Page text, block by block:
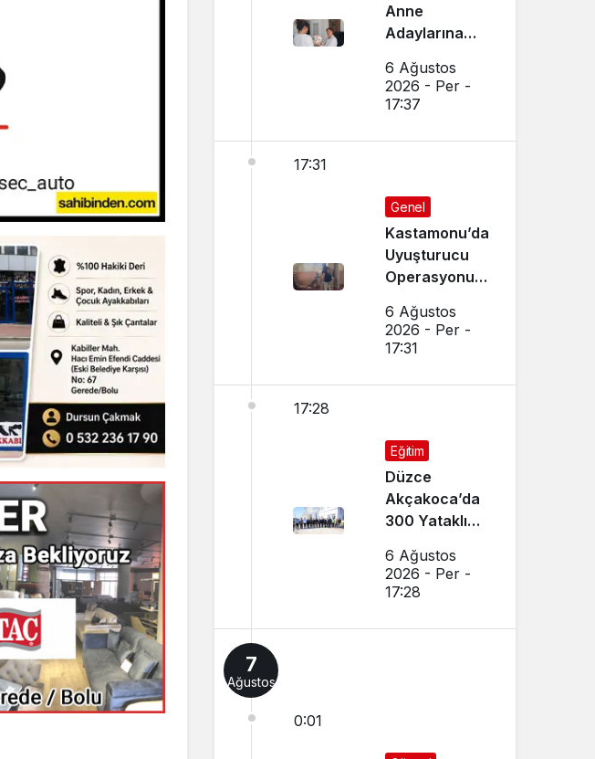
Anne
Adaylarına
Ziyaretleri
Yapılıyor
6 Ağustos
2026 - Per -
17:37
17:31
Genel
Kastamonu’da
Uyuşturucu
Operasyonu:
6 Ağustos
2026 - Per -
17:31
17:28
Eğitim
Düzce
Akçakoca’da
300 Yataklı
İnşaatı Devam
Ediyor
6 Ağustos
2026 - Per -
17:28
7
Ağustos
0:01